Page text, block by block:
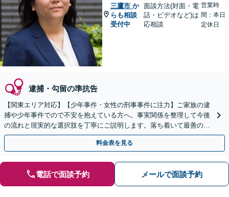
三鷹市 か
らも相談
受付中
面談方法(対面・電
話・ビデオなど)は
応相談
営業時
間：本日
定休日
逮捕・勾留の準抗告
【関東エリア対応】【少年事件・女性の刑事事件に注力】ご家族の逮
捕や少年事件でので不安を抱えている方へ。事実関係を整理して今後
の流れと現実的な選択肢を丁寧にご説明します。落ち着いて最善の対
応を検討したい方は、ご相談ください。
料金表を見る
電話で面談予約 メールで面談予約